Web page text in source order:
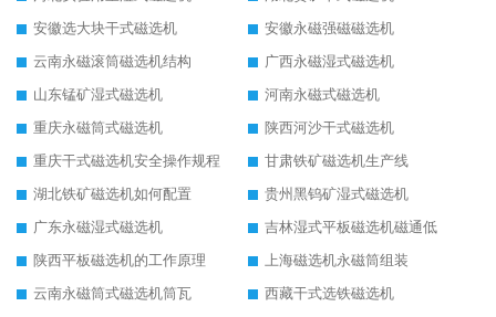
安徽选大块干式磁选机
安徽永磁强磁磁选机
云南永磁滚筒磁选机结构
广西永磁湿式磁选机
山东锰矿湿式磁选机
河南永磁式磁选机
重庆永磁筒式磁选机
陕西河沙干式磁选机
重庆干式磁选机安全操作规程
甘肃铁矿磁选机生产线
湖北铁矿磁选机如何配置
贵州黑钨矿湿式磁选机
广东永磁湿式磁选机
吉林湿式平板磁选机磁通低
陕西平板磁选机的工作原理
上海磁选机永磁筒组装
云南永磁筒式磁选机筒瓦
西藏干式选铁磁选机